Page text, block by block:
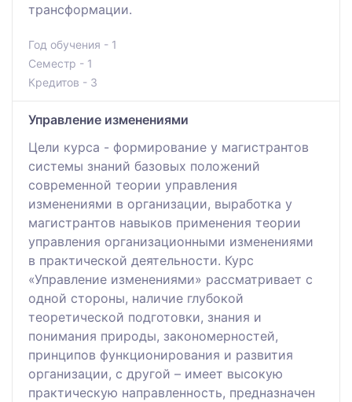
трансформации.
Год обучения - 1
Семестр - 1
Кредитов - 3
Управление изменениями
Цели курса - формирование у магистрантов
системы знаний базовых положений
современной теории управления
изменениями в организации, выработка у
магистрантов навыков применения теории
управления организационными изменениями
в практической деятельности. Курс
«Управление изменениями» рассматривает с
одной стороны, наличие глубокой
теоретической подготовки, знания и
понимания природы, закономерностей,
принципов функционирования и развития
организации, с другой – имеет высокую
практическую направленность, предназначен